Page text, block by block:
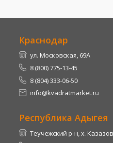
Краснодар
ул. Московская, 69А
8 (800) 775-13-45
8 (804) 333-06-50
info@kvadratmarket.ru
Республика Адыгея
Теучежский р-н, х.